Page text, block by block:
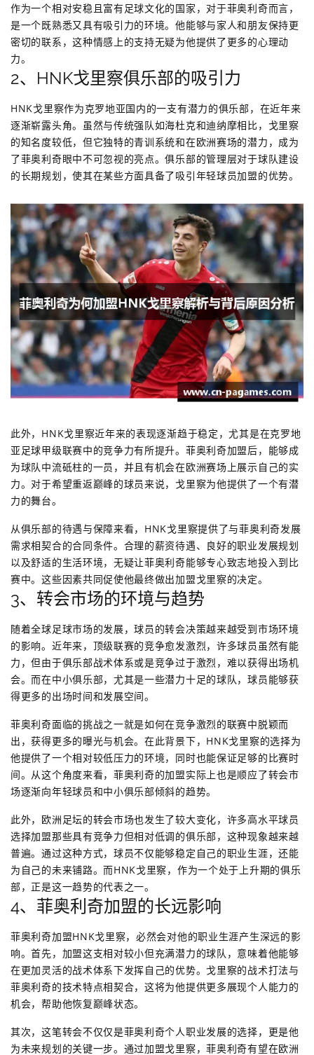
作为一个相对安稳且富有足球文化的国家，对于菲奥利奇而言，
是一个既熟悉又具有吸引力的环境。他能够与家人和朋友保持更
密切的联系，这种情感上的支持无疑为他提供了更多的心理动
力。
2、HNK戈里察俱乐部的吸引力
HNK戈里察作为克罗地亚国内的一支有潜力的俱乐部，在近年来
逐渐崭露头角。虽然与传统强队如海杜克和迪纳摩相比，戈里察
的知名度较低，但它独特的青训系统和在欧洲赛场的潜力，成为
了菲奥利奇眼中不可忽视的亮点。俱乐部的管理层对于球队建设
的长期规划，使其在某些方面具备了吸引年轻球员加盟的优势。
此外，HNK戈里察近年来的表现逐渐趋于稳定，尤其是在克罗地
亚足球甲级联赛中的竞争力有所提升。菲奥利奇加盟后，能够成
为球队中流砥柱的一员，并且有机会在欧洲赛场上展示自己的实
力。对于希望重返巅峰的球员来说，戈里察为他提供了一个有潜
力的舞台。
从俱乐部的待遇与保障来看，HNK戈里察提供了与菲奥利奇发展
需求相契合的合同条件。合理的薪资待遇、良好的职业发展规划
以及舒适的生活环境，无疑让菲奥利奇能够专心致志地投入到比
赛中。这些因素共同促使他最终做出加盟戈里察的决定。
3、转会市场的环境与趋势
随着全球足球市场的发展，球员的转会决策越来越受到市场环境
的影响。近年来，顶级联赛的竞争愈发激烈，许多球员虽然有能
力，但由于俱乐部战术体系或是竞争过于激烈，难以获得出场机
会。而在中小俱乐部，尤其是一些潜力十足的球队，球员能够获
得更多的出场时间和发展空间。
菲奥利奇面临的挑战之一就是如何在竞争激烈的联赛中脱颖而
出，获得更多的曝光与机会。在此背景下，HNK戈里察的选择为
他提供了一个相对较低压力的环境，同时也能保证足够的比赛时
间。从这个角度来看，菲奥利奇的加盟实际上也是顺应了转会市
场逐渐向年轻球员和中小俱乐部倾斜的趋势。
此外，欧洲足坛的转会市场也发生了较大变化，许多高水平球员
选择加盟那些具有竞争力但相对低调的俱乐部，这种现象越来越
普遍。通过这种方式，球员不仅能够稳定自己的职业生涯，还能
为自己的未来铺路。而HNK戈里察，作为一个处于上升期的俱乐
部，正是这一趋势的代表之一。
4、菲奥利奇加盟的长远影响
菲奥利奇加盟HNK戈里察，必然会对他的职业生涯产生深远的影
响。首先，加盟这支相对较小但充满潜力的球队，意味着他能够
在更加灵活的战术体系下发挥自己的优势。戈里察的战术打法与
菲奥利奇的技术特点相契合，这将为他提供更多展现个人能力的
机会，帮助他恢复巅峰状态。
其次，这笔转会不仅仅是菲奥利奇个人职业发展的选择，更是他
为未来规划的关键一步。通过加盟戈里察，菲奥利奇有望在欧洲